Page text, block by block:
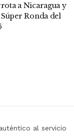
a Nicaragua y
Ronda del
al servicio